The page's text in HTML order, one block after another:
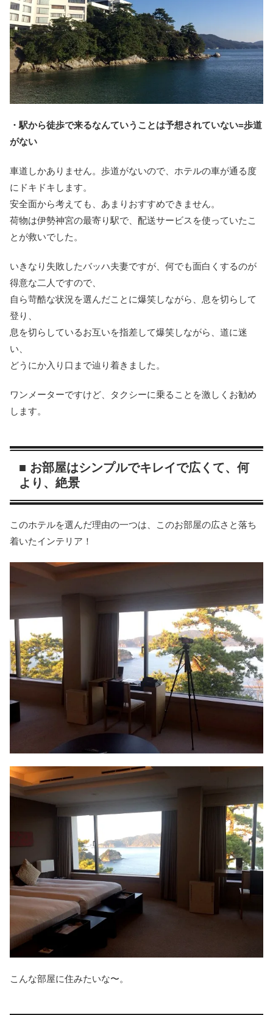
・駅から徒歩で来るなんていうことは予想されていない=歩道
がない
車道しかありません。歩道がないので、ホテルの車が通る度
にドキドキします。
安全面から考えても、あまりおすすめできません。
荷物は伊勢神宮の最寄り駅で、配送サービスを使っていたこ
とが救いでした。
いきなり失敗したバッハ夫妻ですが、何でも面白くするのが
得意な二人ですので、
自ら苛酷な状況を選んだことに爆笑しながら、息を切らして
登り、
息を切らしているお互いを指差して爆笑しながら、道に迷
い、
どうにか入り口まで辿り着きました。
ワンメーターですけど、タクシーに乗ることを激しくお勧め
します。
■ お部屋はシンプルでキレイで広くて、何
より、絶景
このホテルを選んだ理由の一つは、このお部屋の広さと落ち
着いたインテリア！
こんな部屋に住みたいな〜。